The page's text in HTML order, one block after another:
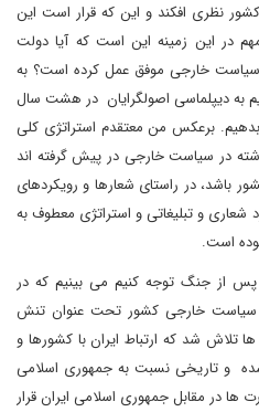
نظری افکند و این که قرار است این
مهم در این زمینه این است که آیا دولت
خارجی موفق عمل کرده است؟ به
به دیپلماسی اصولگرایان در هشت سال
بدهیم. برعکس من معتقدم استراتژی کلی
در سیاست خارجی در پیش گرفته اند
باشد، در راستای شعارها و رویکردهای
شعاری و تبلیغاتی و استراتژی معطوف به
است.
از جنگ توجه کنیم می بینیم که در
سیاست خارجی کشور تحت عنوان تنش
تلاش شد که ارتباط ایران با کشورها و
و تاریخی نسبت به جمهوری اسلامی
ها در مقابل جمهوری اسلامی ایران قرار